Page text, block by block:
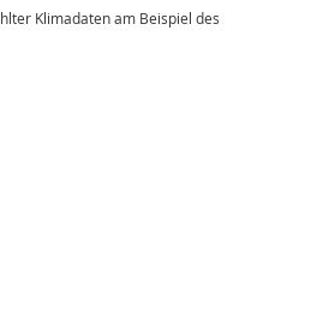
Klimadaten am Beispiel des